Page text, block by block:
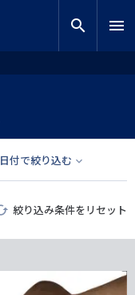
search menu
日付で絞り込む
絞り込み条件をリセット